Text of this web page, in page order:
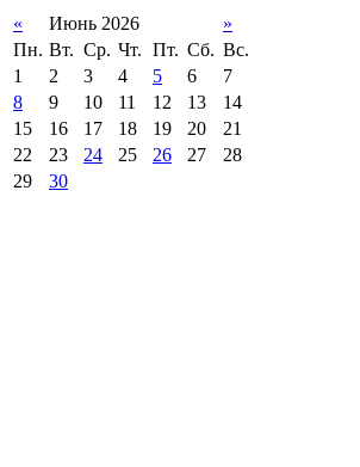
« Июнь 2026
»
Пн. Вт. Ср. Чт. Пт. Сб. Вс.
1
2 3 4 5 6
7
8
9 10 11 12 13
14
15
16 17 18 19 20
21
22
23 24 25 26 27
28
29
30